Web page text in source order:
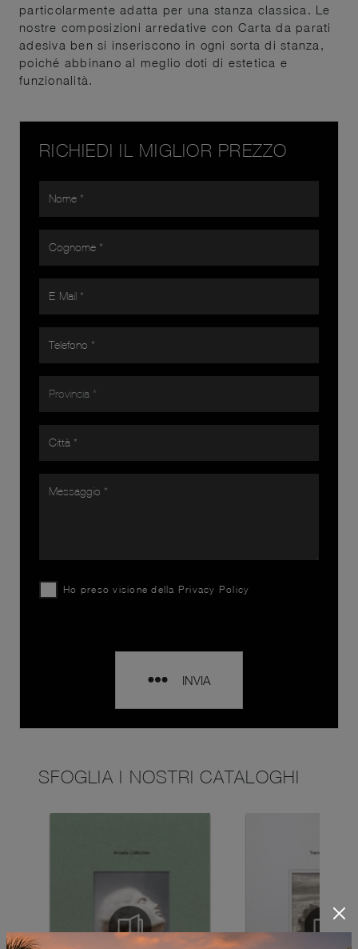
particolarmente adatta per una stanza classica. Le
nostre composizioni arredative con Carta da parati
adesiva ben si inseriscono in ogni sorta di stanza,
poiché abbinano al meglio doti di estetica e
funzionalità.
RICHIEDI IL MIGLIOR PREZZO
Ho preso visione della Privacy Policy
INVIA
SFOGLIA I NOSTRI CATALOGHI